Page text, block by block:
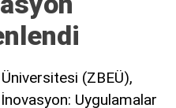
(ZBEÜ),
Uygulamalar